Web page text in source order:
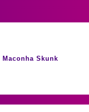
Maconha Skunk